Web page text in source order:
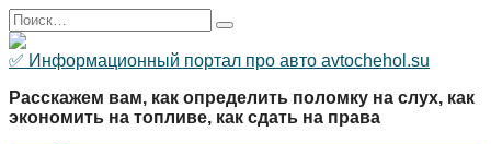
Перейти
к
содержанию
Search
for:
✅ Информационный портал про авто avtochehol.su
Расскажем вам, как определить поломку на слух, как
экономить на топливе, как сдать на права